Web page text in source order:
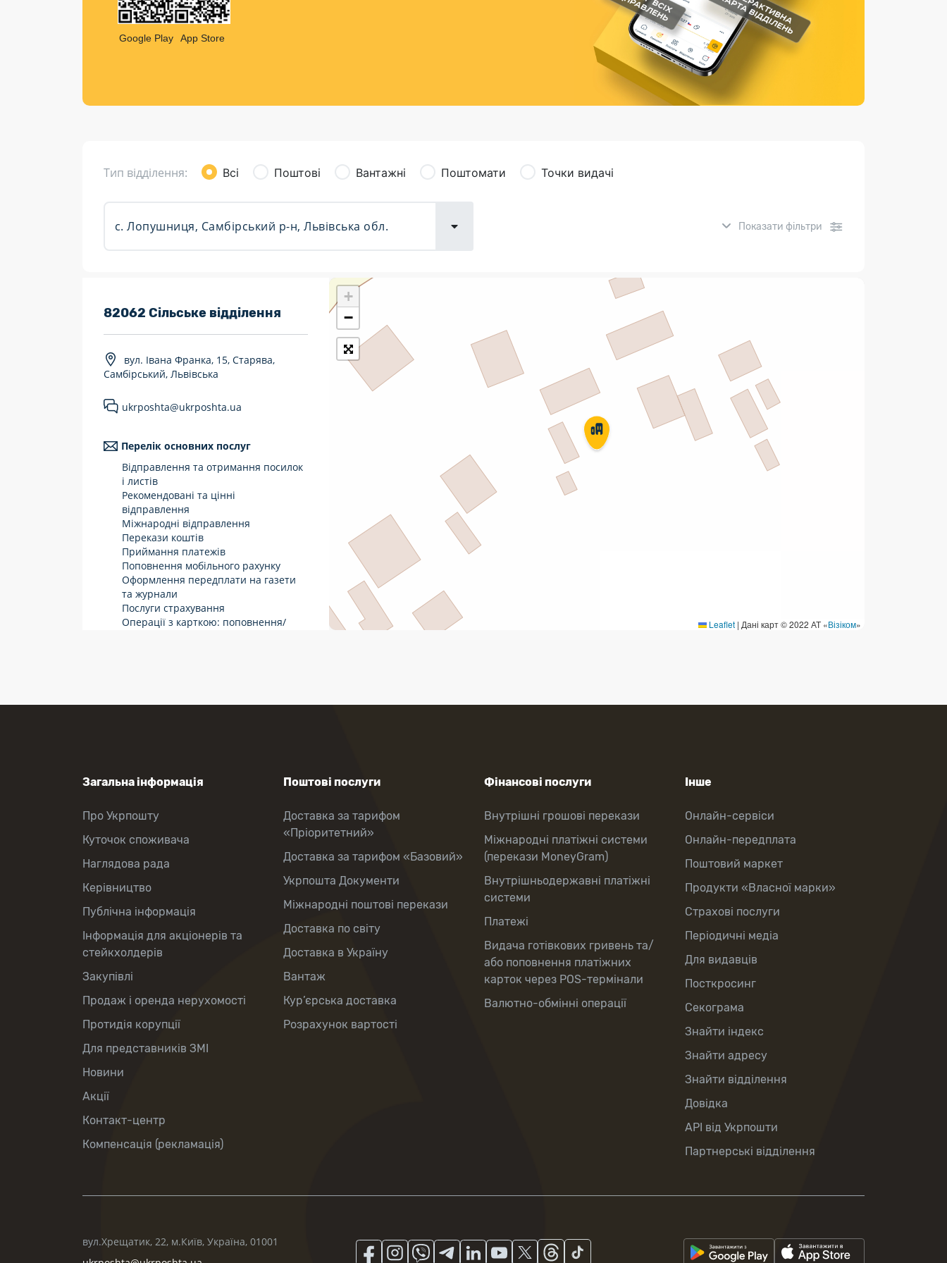
Листи та листівки
Кур’єрська доставка
Страхові послуги
Каталог «Укрпошта Маркет»
Google Play App Store
Тип відділення: Всі Поштові Вантажні Поштомати Точки видачі
Показати фільтри
7 днів на тиждень
Працюють після 19:00
Укрпошта Експрес/тариф
«Пріоритетний»
Укрпошта Стандарт/тариф «Базовий»
Фінансові послуги:
Термінові перекази
Комунальні та інші платежі
82062 Сільське відділення
вул. Івана Франка, 15, Старява,
Самбірський, Львівська
ukrposhta@ukrposhta.ua
Перелік основних послуг
Відправлення та отримання посилок
і листів
Рекомендовані та цінні
відправлення
Міжнародні відправлення
Перекази коштів
Приймання платежів
Поповнення мобільного рахунку
Оформлення передплати на газети
та журнали
Послуги страхування
Операції з карткою: поповнення/
+
−
Leaflet | Дані карт © 2022 АТ «Візіком»
Загальна інформація
Про Укрпошту
Куточок споживача
Наглядова рада
Керівництво
Публічна інформація
Інформація для акціонерів та
стейкхолдерів
Закупівлі
Продаж і оренда нерухомості
Протидія корупції
Для представників ЗМІ
Новини
Акції
Контакт-центр
Компенсація (рекламація)
Поштові послуги
Доставка за тарифом
«Пріоритетний»
Доставка за тарифом «Базовий»
Укрпошта Документи
Міжнародні поштові перекази
Доставка по світу
Доставка в Україну
Вантаж
Кур’єрська доставка
Розрахунок вартості
Фінансові послуги
Внутрішні грошові перекази
Міжнародні платіжні системи
(перекази MoneyGram)
Внутрішньодержавні платіжні
системи
Платежі
Видача готівкових гривень та/
або поповнення платіжних
карток через POS-термінали
Валютно-обмінні операції
Інше
Онлайн-сервіси
Онлайн-передплата
Поштовий маркет
Продукти «Власної марки»
Страхові послуги
Періодичні медіа
Для видавців
Посткросинг
Секограма
Знайти індекс
Знайти адресу
Знайти відділення
Довідка
API від Укрпошти
Партнерські відділення
вул.Хрещатик, 22, м.Київ, Україна, 01001